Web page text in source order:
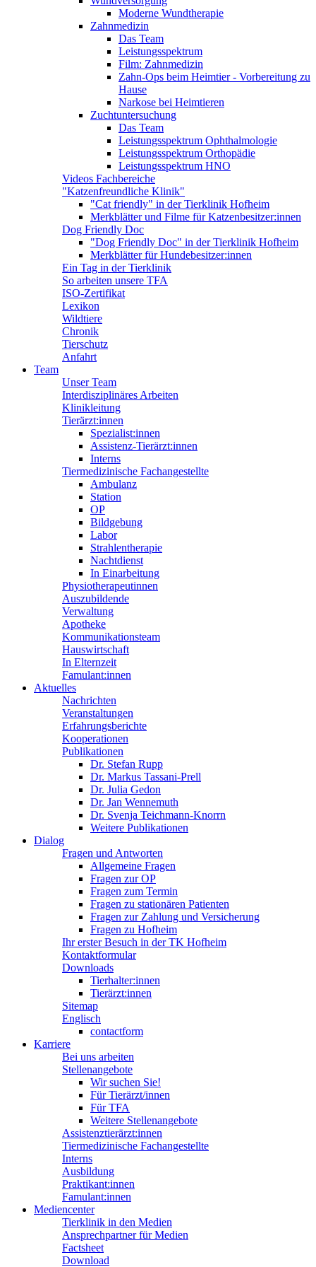
Moderne Wundtherapie
Zahnmedizin
Das Team
Leistungsspektrum
Film: Zahnmedizin
Zahn-Ops beim Heimtier - Vorbereitung zu
Hause
Narkose bei Heimtieren
Zuchtuntersuchung
Das Team
Leistungsspektrum Ophthalmologie
Leistungsspektrum Orthopädie
Leistungsspektrum HNO
Videos Fachbereiche
"Katzenfreundliche Klinik"
"Cat friendly" in der Tierklinik Hofheim
Merkblätter und Filme für Katzenbesitzer:innen
Dog Friendly Doc
"Dog Friendly Doc" in der Tierklinik Hofheim
Merkblätter für Hundebesitzer:innen
Ein Tag in der Tierklinik
So arbeiten unsere TFA
ISO-Zertifikat
Lexikon
Wildtiere
Chronik
Tierschutz
Anfahrt
Team
Unser Team
Interdisziplinäres Arbeiten
Klinikleitung
Tierärzt:innen
Spezialist:innen
Assistenz-Tierärzt:innen
Interns
Tiermedizinische Fachangestellte
Ambulanz
Station
OP
Bildgebung
Labor
Strahlentherapie
Nachtdienst
In Einarbeitung
Physiotherapeutinnen
Auszubildende
Verwaltung
Apotheke
Kommunikationsteam
Hauswirtschaft
In Elternzeit
Famulant:innen
Aktuelles
Nachrichten
Veranstaltungen
Erfahrungsberichte
Kooperationen
Publikationen
Dr. Stefan Rupp
Dr. Markus Tassani-Prell
Dr. Julia Gedon
Dr. Jan Wennemuth
Dr. Svenja Teichmann-Knorrn
Weitere Publikationen
Dialog
Fragen und Antworten
Allgemeine Fragen
Fragen zur OP
Fragen zum Termin
Fragen zu stationären Patienten
Fragen zur Zahlung und Versicherung
Fragen zu Hofheim
Ihr erster Besuch in der TK Hofheim
Kontaktformular
Downloads
Tierhalter:innen
Tierärzt:innen
Sitemap
Englisch
contactform
Karriere
Bei uns arbeiten
Stellenangebote
Wir suchen Sie!
Für Tierärzt/innen
Für TFA
Weitere Stellenangebote
Assistenztierärzt:innen
Tiermedizinische Fachangestellte
Interns
Ausbildung
Praktikant:innen
Famulant:innen
Mediencenter
Tierklinik in den Medien
Ansprechpartner für Medien
Factsheet
Download